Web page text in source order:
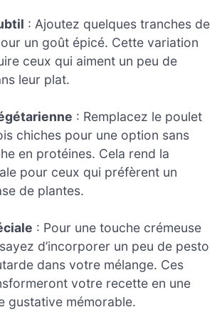
: Ajoutez quelques tranches de
un goût épicé. Cette variation
ceux qui aiment un peu de
leur plat.
: Remplacez le poulet
chiches pour une option sans
en protéines. Cela rend la
pour ceux qui préfèrent un
de plantes.
: Pour une touche crémeuse
d’incorporer un peu de pesto
dans votre mélange. Ces
votre recette en une
gustative mémorable.